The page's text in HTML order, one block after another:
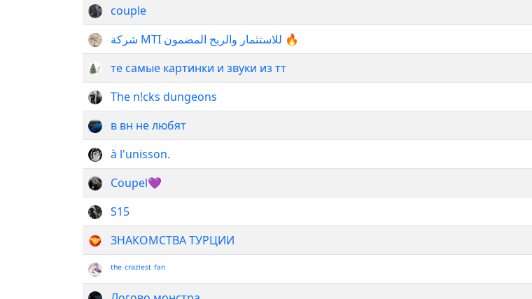
couple
شركة MTI للاستثمار والربح المضمون 🔥
те самые картинки и звуки из тт
The n!cks dungeons
в вн не любят
à l'unisson.
Coupel💜
S15
ЗНАКОМСТВА ТУРЦИИ
ᵗʰᵉ ᶜʳᵃᶻⁱᵉˢᵗ ᶠᵃⁿ